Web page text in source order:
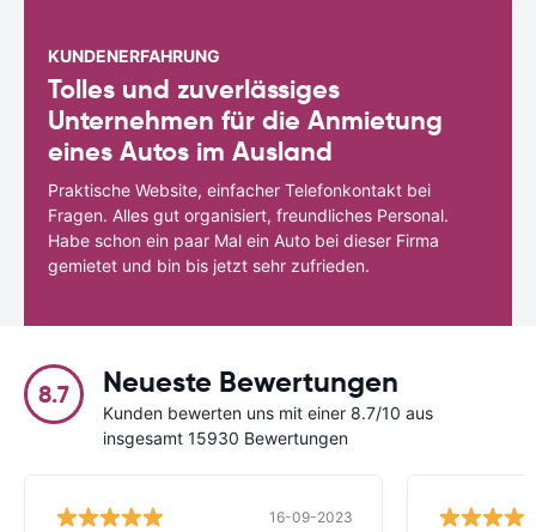
KUNDENERFAHRUNG
Tolles und zuverlässiges
Unternehmen für die Anmietung
eines Autos im Ausland
Praktische Website, einfacher Telefonkontakt bei
Fragen. Alles gut organisiert, freundliches Personal.
Habe schon ein paar Mal ein Auto bei dieser Firma
gemietet und bin bis jetzt sehr zufrieden.
8.7 Neueste Bewertungen
Kunden bewerten uns mit einer 8.7/10 aus
insgesamt 15930 Bewertungen
16-09-2023